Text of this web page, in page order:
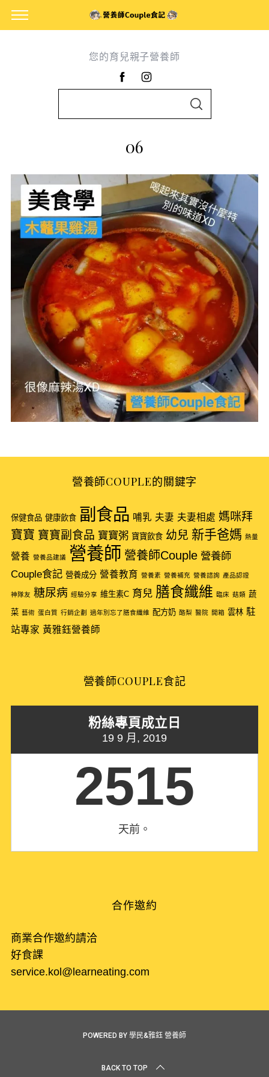
您的育兒親子營養師
f
o
r
:
S
06
營養師COUPLE的關鍵字
保健食品 健康飲食 副食品 哺乳 夫妻 夫妻相處 媽咪拜
寶寶 寶寶副食品 寶寶粥 寶寶飲食 幼兒 新手爸媽 熱量
營養 營養品建議 營養師 營養師Couple 營養師
Couple食記 營養成分 營養教育 營養素 營養補充 營養諮詢 產品認證
神隊友 糖尿病 經驗分享 維生素C 育兒 膳食纖維 臨床 菇類 蔬
菜 藝術 蛋白質 行銷企劃 過年別忘了膳食纖維 配方奶 酪梨 醫院 開箱 雲林 駐
站專家 黃雅鈺營養師
營養師COUPLE食記
粉絲專頁成立日
19 9 月, 2019
2515
天前。
合作邀約
商業合作邀約請洽
好食課
service.kol@learneating.com
POWERED BY 學民&雅鈺 營養師
BACK TO TOP
c
h
o
r
: